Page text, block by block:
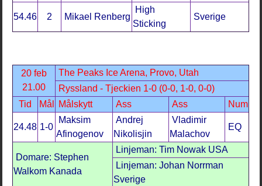
54.46 2 Mikael Renberg
High
Sticking
Sverige
20 feb
21.00
The Peaks Ice Arena, Provo, Utah
Ryssland - Tjeckien 1-0 (0-0, 1-0, 0-0)
Tid
Mål Målskytt Ass Ass Num
24.48 1-0
Maksim
Afinogenov
Andrej
Nikolisjin
Vladimir
Malachov
EQ
Domare: Stephen
Walkom Kanada
Linjeman: Tim Nowak USA
Linjeman: Johan Norrman
Sverige